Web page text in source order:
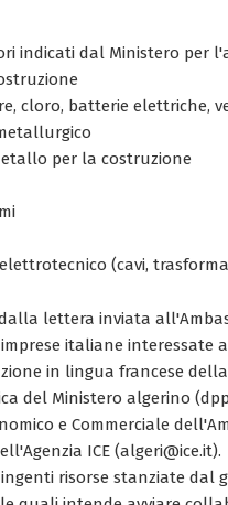
indicati dal Ministero per
cloro, batterie elettriche,
per la costruzione
(cavi,
lettera inviata
italiane interessate
in lingua francese
del Ministero algerino
e Commerciale
ICE (algeri@ice.it).
risorse stanziate dal